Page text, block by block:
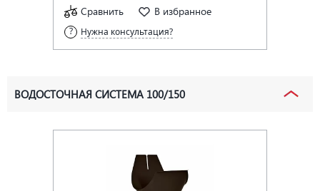
Сравнить В избранное
Нужна консультация?
ВОДОСТОЧНАЯ СИСТЕМА 100/150